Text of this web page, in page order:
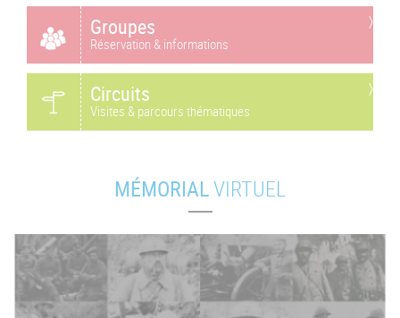
Groupes
Réservation & informations
Circuits
Visites & parcours thématiques
MÉMORIALVIRTUEL